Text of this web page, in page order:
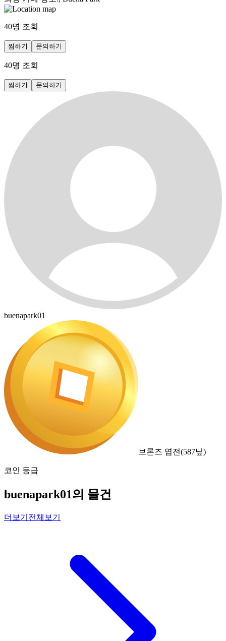
40명 조회
찜하기 문의하기
40명 조회
찜하기 문의하기
buenapark01
브론즈 엽전(587닢)
코인 등급
buenapark01의 물건
더보기 전체보기